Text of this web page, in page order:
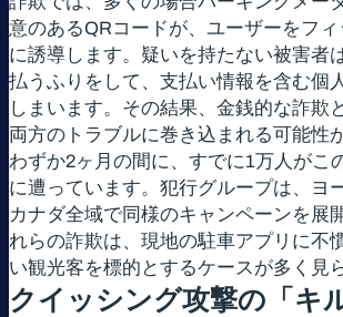
意のあるQRコードが、ユーザーをフィ
に誘導します。疑いを持たない被害者
払うふりをして、支払い情報を含む個
しまいます。その結果、金銭的な詐欺
両方のトラブルに巻き込まれる可能性
わずか2ヶ月の間に、すでに1万人がこ
に遭っています。犯行グループは、ヨ
カナダ全域で同様のキャンペーンを展
れらの詐欺は、現地の駐車アプリに不
い観光客を標的とするケースが多く見
クイッシング攻撃の「キ